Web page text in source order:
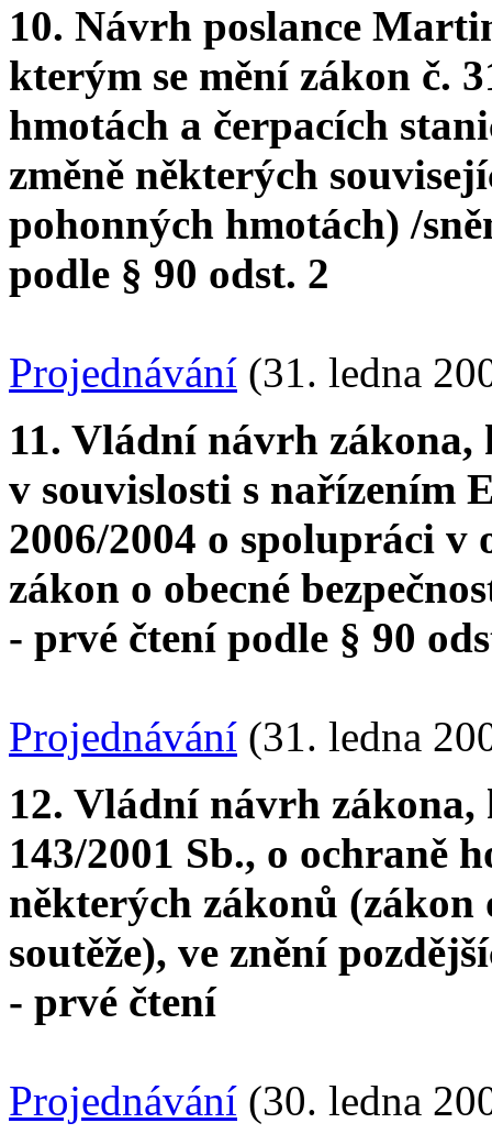
10. Návrh poslance
kterým se mění zákon č.
hmotách a čerpacích
změně některých
pohonných hmotách) /
podle § 90 odst. 2
Projednávání (31. ledna
11. Vládní návrh zákona,
v souvislosti s nařízením
2006/2004 o spolupráci
zákon o obecné
- prvé čtení podle § 90
Projednávání (31. ledna
12. Vládní návrh zákona,
143/2001 Sb., o ochraně
některých zákonů (zákon
soutěže), ve znění
- prvé čtení
Projednávání (30. ledna